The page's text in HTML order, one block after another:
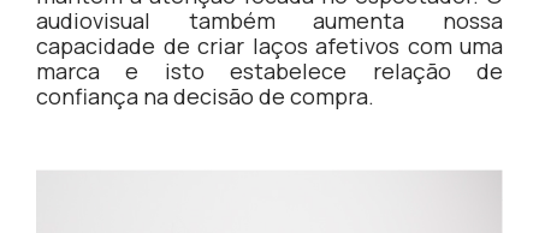
audiovisual também aumenta nossa
capacidade de criar laços afetivos com uma
marca e isto estabelece relação de
confiança na decisão de compra.